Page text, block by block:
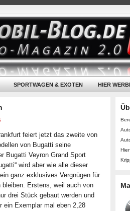
SPORTWAGEN & EXOTEN HIER
feiert jetzt das zweite von
von Bugatti seine
Bugatti Veyron Grand Sport
wird aber wie alle dieser
ganz exklusives Vergnügen für
bleiben. Erstens, weil auch von
drei Stück gebaut werden und
ein Exemplar mal eben 2,28